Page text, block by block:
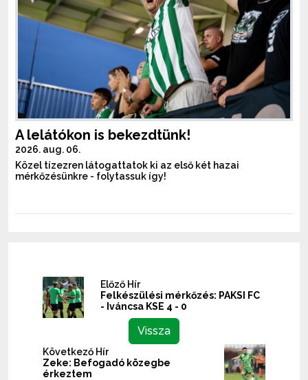
A lelátókon is bekezdtünk!
2026. aug. 06.
Közel tízezren látogattatok ki az első két hazai
mérkőzésünkre - folytassuk így!
Előző Hír
Felkészülési mérkőzés: PAKSI FC
- Iváncsa KSE 4 - 0
Vissza
Következő Hír
Zeke: Befogadó közegbe
érkeztem